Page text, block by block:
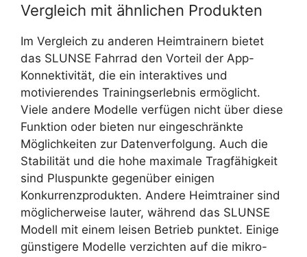
Vergleich mit ähnlichen Produkten
Im Vergleich zu anderen Heimtrainern bietet
das SLUNSE Fahrrad den Vorteil der App-
Konnektivität, die ein interaktives und
motivierendes Trainingserlebnis ermöglicht.
Viele andere Modelle verfügen nicht über diese
Funktion oder bieten nur eingeschränkte
Möglichkeiten zur Datenverfolgung. Auch die
Stabilität und die hohe maximale Tragfähigkeit
sind Pluspunkte gegenüber einigen
Konkurrenzprodukten. Andere Heimtrainer sind
möglicherweise lauter, während das SLUNSE
Modell mit einem leisen Betrieb punktet. Einige
günstigere Modelle verzichten auf die mikro-